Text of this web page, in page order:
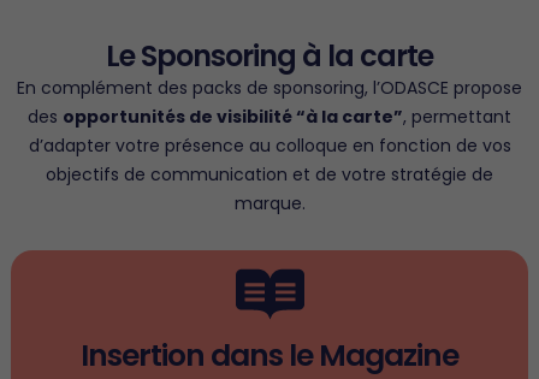
Le Sponsoring à la carte
En complément des packs de sponsoring, l’ODASCE propose
des opportunités de visibilité “à la carte”, permettant
d’adapter votre présence au colloque en fonction de vos
objectifs de communication et de votre stratégie de
marque.
Insertion dans le Magazine